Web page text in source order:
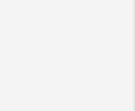
Huhn 150g Dog's Love